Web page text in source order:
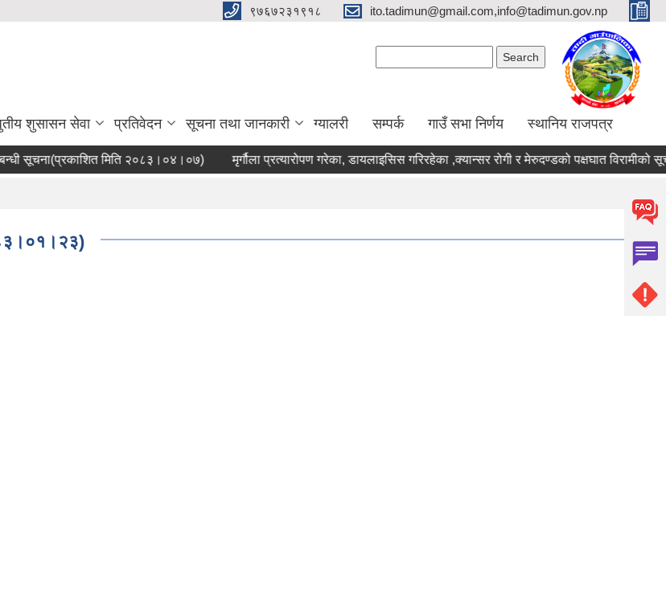
९७६७२३१९१८ ito.tadimun@gmail.com,info@tadimun.gov.np
शुसासन सेवा प्रतिवेदन सूचना तथा जानकारी ग्यालरी सम्पर्क गाउँ सभा निर्णय स्थानिय राजपत्र
सूचना(प्रकाशित मिति २०८३।०४।०७) मृर्गौला प्रत्यारोपण गरेका, डायलाइसिस गरिरहेका ,क्यान्सर रोगी र मेरुदण्डको पक्षघात विरामीको